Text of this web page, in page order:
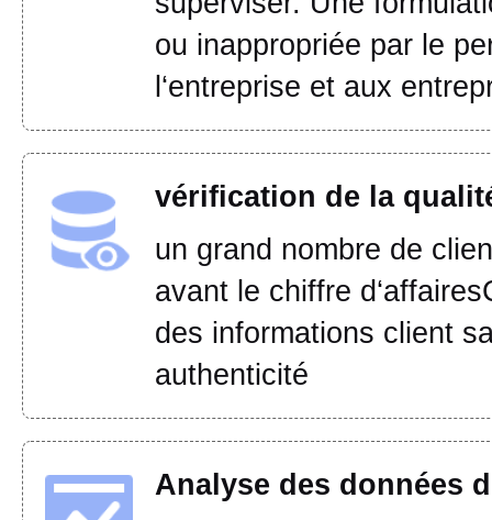
ou inappropriée par le
l‘entreprise et aux
vérification de la
un grand nombre de
avant le chiffre
des informations client
authenticité
Analyse des données